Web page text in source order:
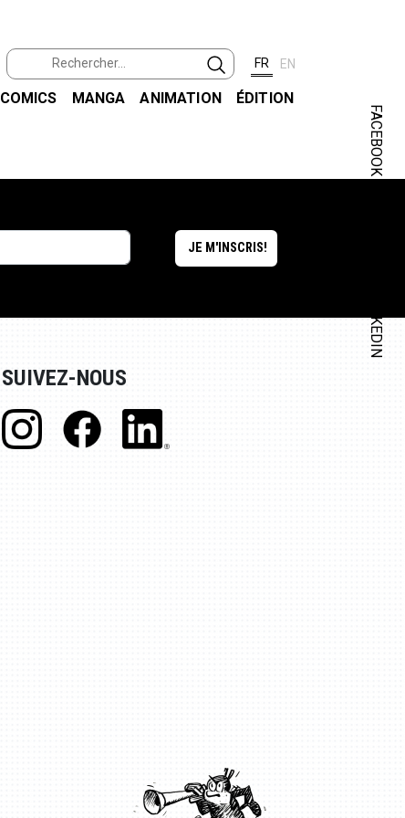
FR EN
COMICS MANGA ANIMATION ÉDITION
FACEBOOK
LINKEDIN
SUIVEZ-NOUS